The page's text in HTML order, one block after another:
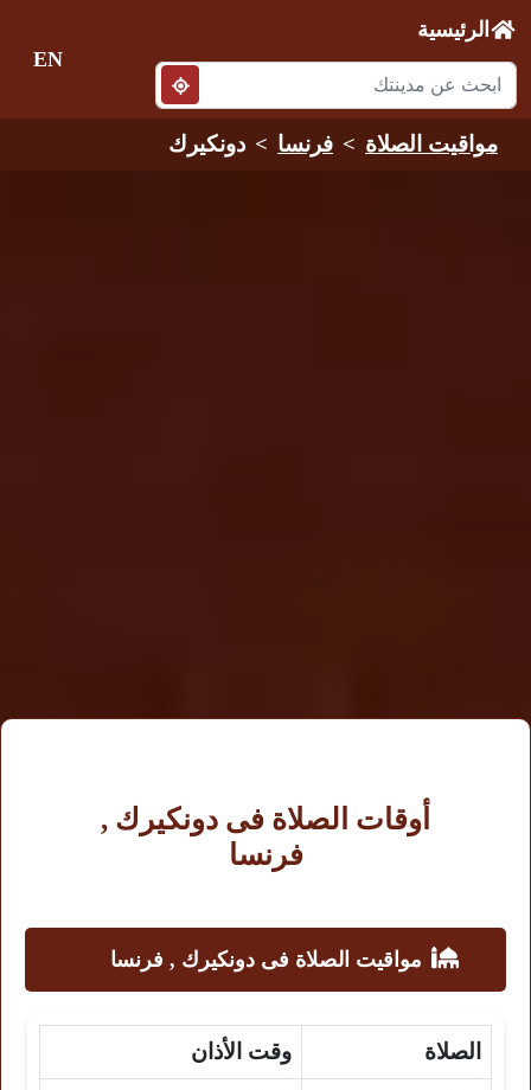
الرئيسية
EN
مواقيت الصلاة فرنسا دونكيرك
أوقات الصلاة فى دونكيرك ,
فرنسا
مواقيت الصلاة فى دونكيرك , فرنسا
الصلاة وقت الأذان